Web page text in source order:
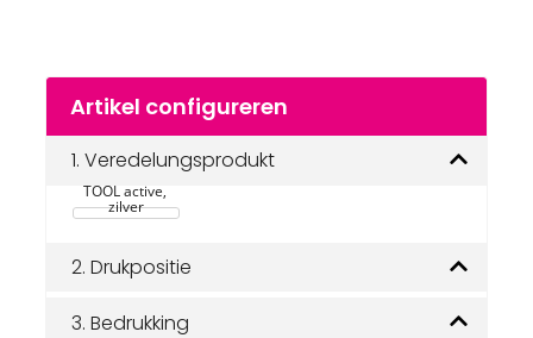
Naar
begin
afbeeldingengalerij
Artikel configureren
1. Veredelungsprodukt
TOOL active,
zilver
2. Drukpositie
3. Bedrukking